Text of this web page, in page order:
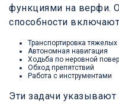
функциями на верфи.
способности
Транспортировка тяжелых
Автономная навигация
Ходьба по неровной
Обход препятствий
Работа с инструментами
Эти задачи указывают